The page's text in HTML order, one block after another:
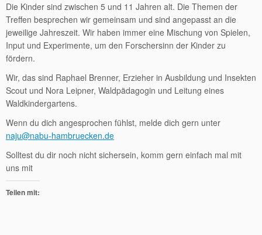
Die Kinder sind zwischen 5 und 11 Jahren alt. Die Themen der
Treffen besprechen wir gemeinsam und sind angepasst an die
jeweilige Jahreszeit. Wir haben immer eine Mischung von Spielen,
Input und Experimente, um den Forschersinn der Kinder zu
fördern.
Wir, das sind Raphael Brenner, Erzieher in Ausbildung und Insekten
Scout und Nora Leipner, Waldpädagogin und Leitung eines
Waldkindergartens.
Wenn du dich angesprochen fühlst, melde dich gern unter
naju@nabu-hambruecken.de
Solltest du dir noch nicht sichersein, komm gern einfach mal mit
uns mit
Teilen mit: